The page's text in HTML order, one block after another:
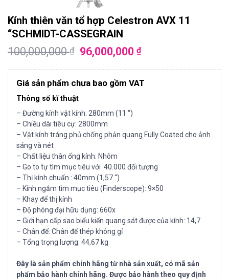
Kính thiên văn tổ hợp Celestron AVX 11
“SCHMIDT-CASSEGRAIN
100,000,000₫ 96,000,000₫
Giá sản phẩm chưa bao gồm VAT
Thông số kĩ thuật
– Đường kính vật kính: 280mm (11 “)
– Chiều dài tiêu cự: 2800mm
– Vật kính tráng phủ chống phản quang Fully Coated cho ảnh
sáng và nét
– Chất liệu thân ống kính: Nhôm
– Go to tự tìm mục tiêu với 40.000 đối tượng
– Thị kính chuẩn : 40mm (1,57 “)
– Kính ngắm tìm mục tiêu (Finderscope): 9×50
– Khay để thị kính
– Độ phóng đại hữu dụng: 660x
– Giới hạn cấp sao biểu kiến quang sát được của kính: 14,7
– Chân đế: Chân đế thép không gỉ
– Tổng trọng lượng: 44,67 kg
Đây là sản phẩm chính hãng từ nhà sản xuất, có mã sản
phẩm bảo hành chính hãng. Được bảo hành theo quy định